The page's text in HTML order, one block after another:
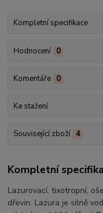
Kompletní specifikace
Hodnocení 0
Komentáře 0
Ke stažení
Související zboží 4
Kompletní
Lazurovací, tixotropní,
dřevin. Lazura je silně